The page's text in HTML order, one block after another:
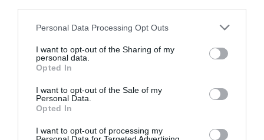
Please note that this website/app uses one or more Google
not limited to your visit or usage behaviour. You may click to
grant or deny consent to Google and its third-party tags to
use your data for below specified purposes in below Google
consent section.
Personal Data Processing Opt Outs
I want to opt-out of the Sharing of my
personal data.
Opted In
I want to opt-out of the Sale of my
Personal Data.
Opted In
I want to opt-out of processing my
παραπεμπτικά εξετάσεων – θα
εμπλουτιστούν κατ’ αρχήν από τις ψηφιακές
ιατρικές βεβαιώσεις, όπως εκείνες για
παράδειγμα που χρησιμοποιούμε για ένα
αυτές στο σύστημα.
Το ζητούμενο όμως για εμάς, για το χτίσιμο